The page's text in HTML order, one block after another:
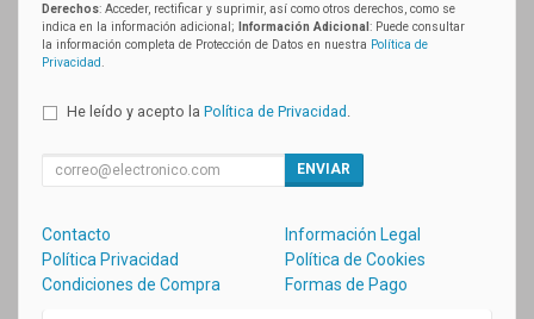
Derechos: Acceder, rectificar y suprimir, así como otros derechos, como se
indica en la información adicional;
Información Adicional : Puede consultar
la información completa de Protección de Datos en nuestra Política de
Privacidad
He leído y acepto la Política de Privacidad .
ENVIAR
Contacto
Información Legal
Política Privacidad
Política de Cookies
Condiciones de Compra
Formas de Pago